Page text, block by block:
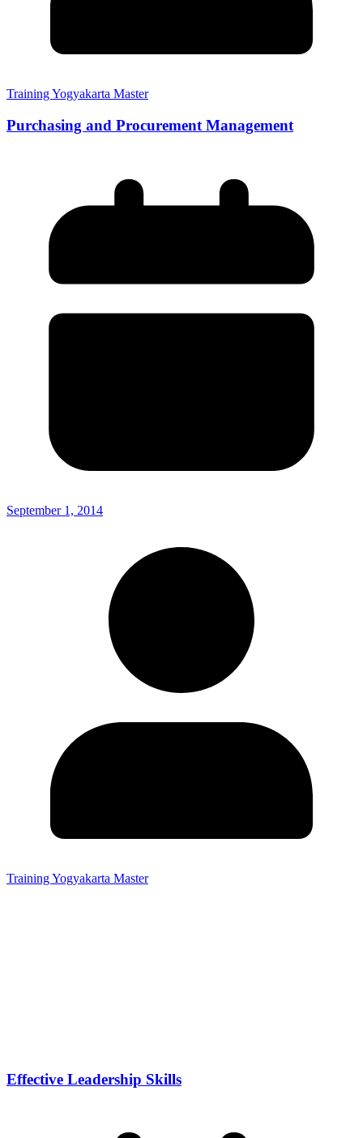
Training Yogyakarta Master
Purchasing and Procurement Management
September 1, 2014
Training Yogyakarta Master
Effective Leadership Skills